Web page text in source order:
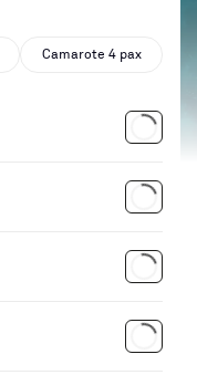
Camarote 4 pax